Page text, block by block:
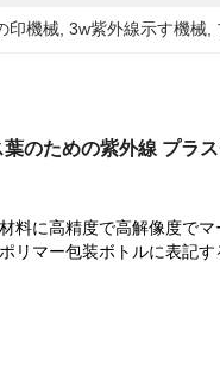
印機械 , 3w紫外線示す機械
のための紫外線 プラ
料に高精度で高解像度で
リマー包装ボトルに表記